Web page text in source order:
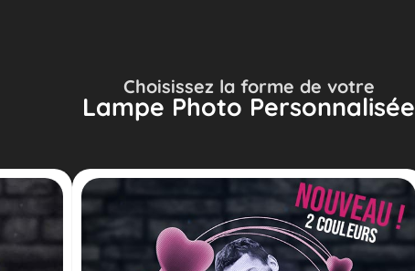
Choisissez la forme de votre
Lampe Photo Personnalisée